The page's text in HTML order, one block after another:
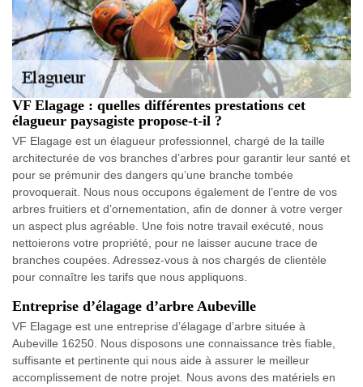
VF Elagage : quelles différentes prestations cet
élagueur paysagiste propose-t-il ?
VF Elagage est un élagueur professionnel, chargé de la taille
architecturée de vos branches d’arbres pour garantir leur santé et
pour se prémunir des dangers qu’une branche tombée
provoquerait. Nous nous occupons également de l’entre de vos
arbres fruitiers et d’ornementation, afin de donner à votre verger
un aspect plus agréable. Une fois notre travail exécuté, nous
nettoierons votre propriété, pour ne laisser aucune trace de
branches coupées. Adressez-vous à nos chargés de clientèle
pour connaître les tarifs que nous appliquons.
Entreprise d’élagage d’arbre Aubeville
VF Elagage est une entreprise d’élagage d’arbre située à
Aubeville 16250. Nous disposons une connaissance très fiable,
suffisante et pertinente qui nous aide à assurer le meilleur
accomplissement de notre projet. Nous avons des matériels en